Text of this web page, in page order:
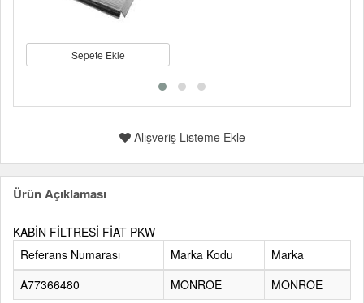
Sepete Ekle
Alışveriş Listeme Ekle
Ürün Açıklaması
KABİN FİLTRESİ FİAT PKW
Referans Numarası
Marka Kodu
Marka
A77366480
MONROE MONROE